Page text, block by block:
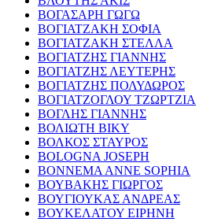
ΒΟΓΑΣΑΡΗ ΓΩΓΩ
ΒΟΓΙΑΤΖΑΚΗ ΣΟΦΙΑ
ΒΟΓΙΑΤΖΑΚΗ ΣΤΕΛΛΑ
ΒΟΓΙΑΤΖΗΣ ΓΙΑΝΝΗΣ
ΒΟΓΙΑΤΖΗΣ ΛΕΥΤΕΡΗΣ
ΒΟΓΙΑΤΖΗΣ ΠΟΛΥΔΩΡΟΣ
ΒΟΓΙΑΤΖΟΓΛΟΥ ΤΖΩΡΤΖΙΑ
ΒΟΓΛΗΣ ΓΙΑΝΝΗΣ
ΒΟΛΙΩΤΗ ΒΙΚΥ
ΒΟΛΚΟΣ ΣΤΑΥΡΟΣ
BOLOGNA JOSEPH
BONNEMA ANNE SOPHIA
ΒΟΥΒΑΚΗΣ ΓΙΩΡΓΟΣ
ΒΟΥΓΙΟΥΚΑΣ ΑΝΔΡΕΑΣ
ΒΟΥΚΕΛΑΤΟΥ ΕΙΡΗΝΗ